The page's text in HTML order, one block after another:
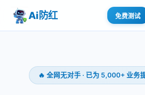
Ai防红 免费测试
🔥 全网无对手 · 已为 5,000+ 业务